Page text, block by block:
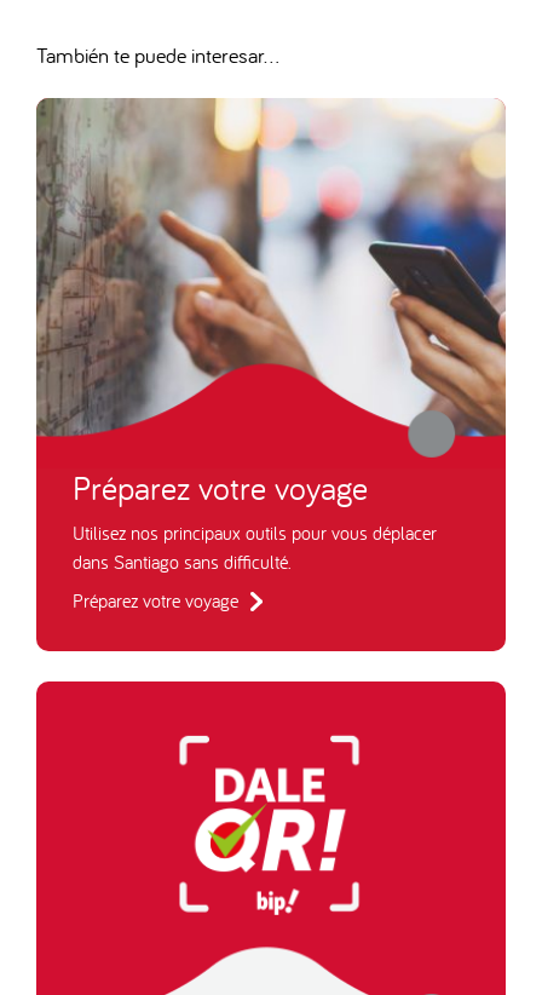
También te puede interesar...
Préparez votre voyage
Utilisez nos principaux outils pour vous déplacer
dans Santiago sans difficulté.
Préparez votre voyage